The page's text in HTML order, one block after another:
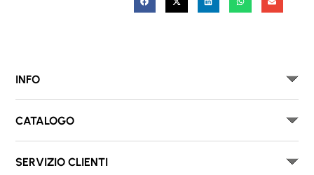
INFO
CATALOGO
SERVIZIO CLIENTI